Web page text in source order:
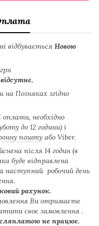
відбувається Новою
Позняках згідно
оплати, необхідно
до 12 години) і
пошту або Viber.
після 14 годин (в
буде відправлена
робочий день
рахунок.
Ви отримаєте
своє замовлення .
не працює.